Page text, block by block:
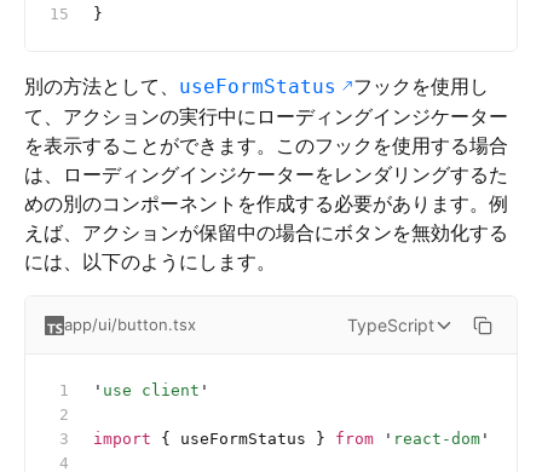
}
別の方法として、 useFormStatus
フックを使用し
て、アクションの実行中にローディングインジケーター
を表示することができます。このフックを使用する場合
は、ローディングインジケーターをレンダリングするた
めの別のコンポーネントを作成する必要があります。例
えば、アクションが保留中の場合にボタンを無効化する
には、以下のようにします。
app/ui/button.tsx TypeScript
' use client '
import { useFormStatus } from ' react-dom '